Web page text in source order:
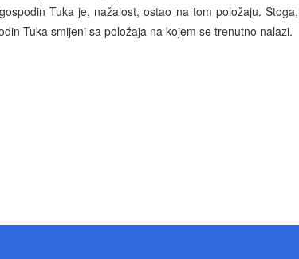
Tuka je, nažalost, ostao na tom položaju. Stoga,
Tuka smijeni sa položaja na kojem se trenutno nalazi.